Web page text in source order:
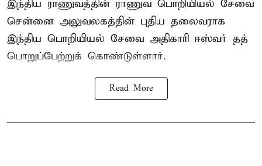
இந்திய ராணுவத்தின் ராணுவ பொறியியல் சேவை
சென்னை அலுவலகத்தின் புதிய தலைவராக
இந்திய பொறியியல் சேவை அதிகாரி ஈஸ்வர் தத்
பொறுப்பேற்றுக் கொண்டுள்ளார்.
Read More